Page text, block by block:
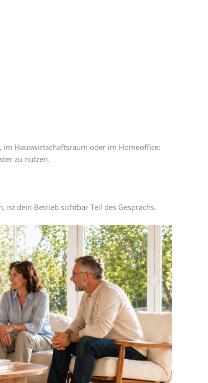
im Hauswirtschaftsraum oder im Homeoffice:
zu nutzen.
ist dein Betrieb sichtbar Teil des Gesprächs.